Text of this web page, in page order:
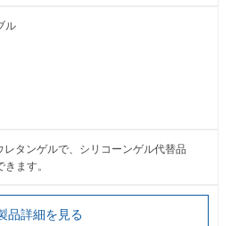
ル
タンゲルで、シリコーンゲル代替品
ます。
品詳細を見る